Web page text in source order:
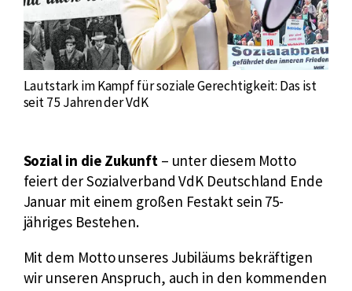
Lautstark im Kampf für soziale Gerechtigkeit: Das ist
seit 75 Jahren der VdK
Sozial in die Zukunft– unter diesem Motto
feiert der Sozialverband VdK Deutschland Ende
Januar mit einem großen Festakt sein 75-
jähriges Bestehen.
Mit dem Motto unseres Jubiläums bekräftigen
wir unseren Anspruch, auch in den kommenden